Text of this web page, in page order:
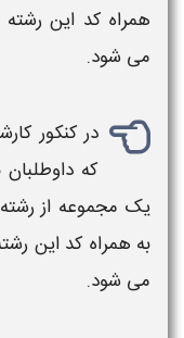
همراه کد این
می شود.
در کنکور
که
یک مجموعه از
به همراه کد این
می شود.